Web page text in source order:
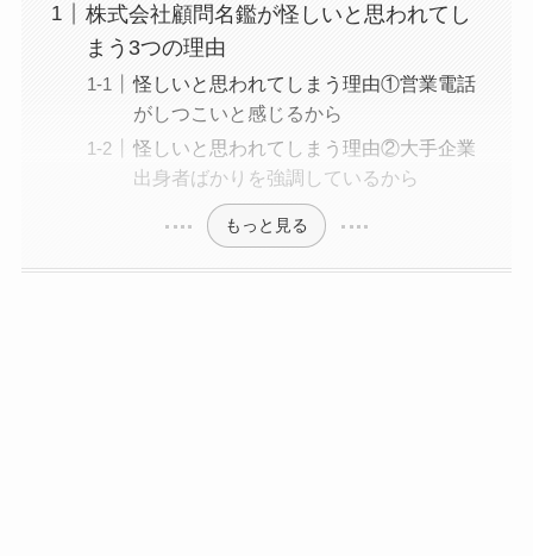
株式会社顧問名鑑が怪しいと思われてし
まう3つの理由
怪しいと思われてしまう理由①営業電話
がしつこいと感じるから
怪しいと思われてしまう理由②大手企業
出身者ばかりを強調しているから
もっと見る